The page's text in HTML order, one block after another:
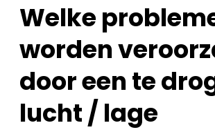
Welke
worden
door een te
lucht / lage